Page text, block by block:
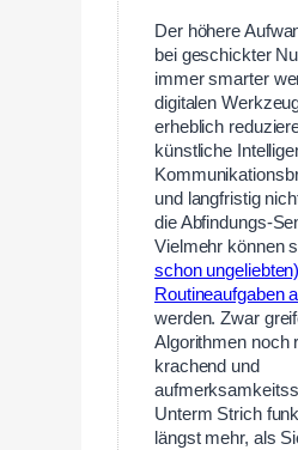
Der höhere
bei geschickter
immer smarter
digitalen
erheblich
künstliche
und langfristig
die Abfindungs-
Vielmehr können
schon ungeliebten)
Routineaufgaben
werden. Zwar
Algorithmen noch
krachend und
Unterm Strich
längst mehr, als